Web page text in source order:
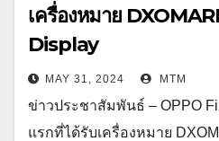
เครื่องหมาย
Display
MAY 31, 2024 MTM
ข่าวประชาสัมพันธ์ – OPPO
แรกที่ได้รับเครื่องหมาย